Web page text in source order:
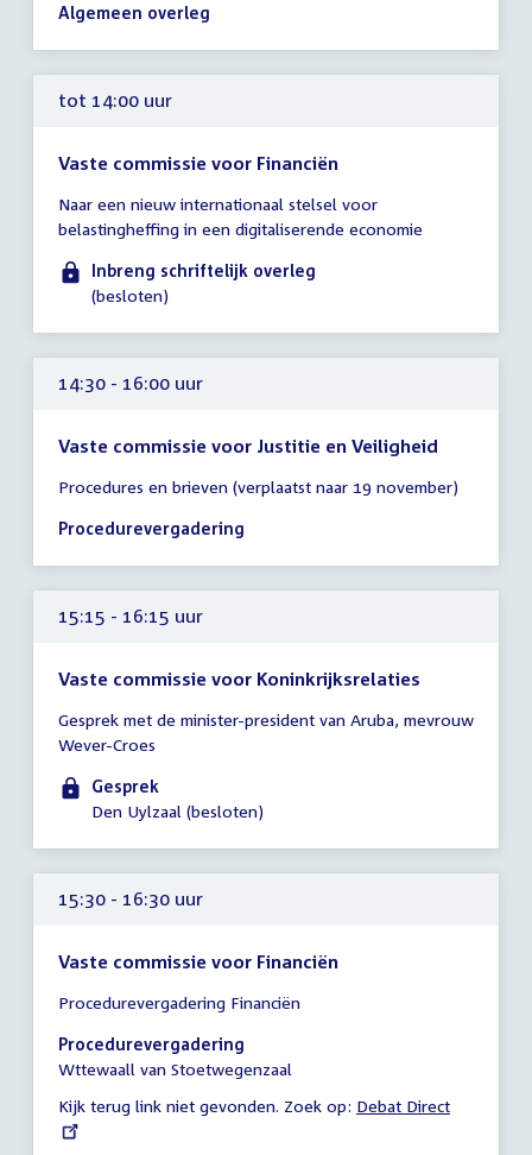
14:00
16:30
uur
Algemeen overleg
tot 14:00 uur
Vaste commissie voor Financiën
vergadering
tot
14:00
uur
Naar een nieuw internationaal stelsel voor
belastingheffing in een digitaliserende economie
Inbreng schriftelijk overleg
(besloten)
14:30 - 16:00 uur
Vaste commissie voor Justitie en Veiligheid
vergadering
14:30
16:00
uur
Procedures en brieven (verplaatst naar 19 november)
Procedurevergadering
15:15 - 16:15 uur
Vaste commissie voor Koninkrijksrelaties
vergadering
15:15
16:15
Gesprek met de minister-president van Aruba, mevrouw
Wever-Croes
Gesprek
Den Uylzaal (besloten)
15:30 - 16:30 uur
Vaste commissie voor Financiën
vergadering
15:30
-
uur
Procedurevergadering Financiën
Procedurevergadering
Wttewaall van Stoetwegenzaal
Kijk terug link niet gevonden. Zoek op: External
Debat Direct